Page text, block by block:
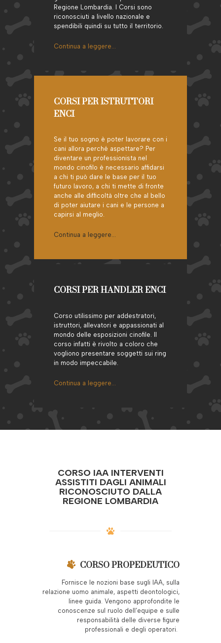
Regione Lombardia. I Corsi sono
riconosciuti a livello nazionale e
spendibili quindi su tutto il territorio.
Continua a leggere…
CORSI PER ISTRUTTORI
ENCI
Se il tuo sogno è poter lavorare con i
cani allora perché aspettare? Per
diventare un professionista nel
mondo cinofilo è necessario affidarsi
a chi ti può dare le base per il tuo
futuro lavoro, a chi ti mette di fronte
anche alle difficoltà oltre che al bello
di poter aiutare i cani e le persone a
capirsi al meglio.
Continua a leggere…
CORSI PER HANDLER ENCI
Corso utilissimo per addestratori,
istruttori, allevatori e appassionati al
mondo delle esposizioni cinofile. Il
corso infatti è rivolto a coloro che
vogliono presentare soggetti sui ring
in modo impeccabile.
Continua a leggere…
CORSO IAA INTERVENTI
ASSISTITI DAGLI ANIMALI
RICONOSCIUTO DALLA
REGIONE LOMBARDIA
CORSO PROPEDEUTICO
Fornisce le nozioni base sugli IAA, sulla
relazione uomo animale, aspetti deontologici,
linee guida. Vengono approfondite le
conoscenze sul ruolo dell’equipe e sulle
responsabilità delle diverse figure
professionali e degli operatori.